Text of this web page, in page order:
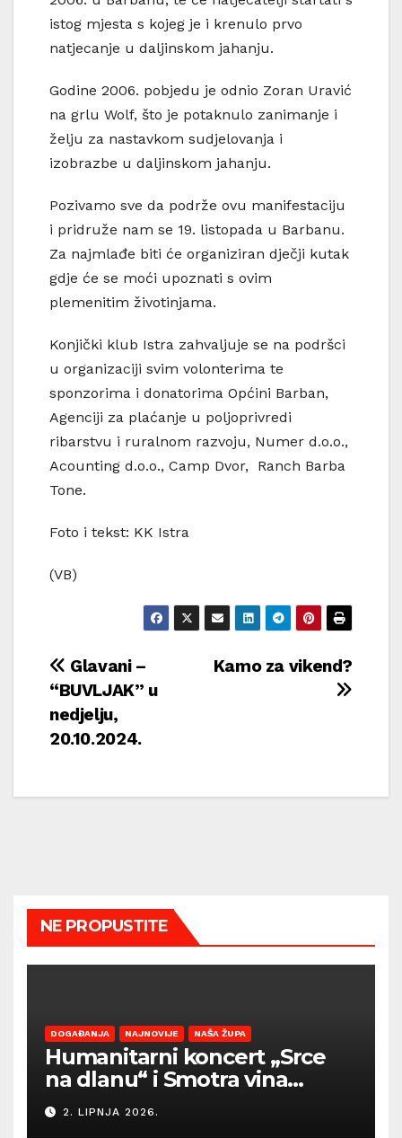
istog mjesta s kojeg je i krenulo prvo
natjecanje u daljinskom jahanju.
Godine 2006. pobjedu je odnio Zoran Uravić
na grlu Wolf, što je potaknulo zanimanje i
želju za nastavkom sudjelovanja i
izobrazbe u daljinskom jahanju.
Pozivamo sve da podrže ovu manifestaciju
i pridruže nam se 19. listopada u Barbanu.
Za najmlađe biti će organiziran dječji kutak
gdje će se moći upoznati s ovim
plemenitim životinjama.
Konjički klub Istra zahvaljuje se na podršci
u organizaciji svim volonterima te
sponzorima i donatorima Općini Barban,
Agenciji za plaćanje u poljoprivredi
ribarstvu i ruralnom razvoju, Numer d.o.o.,
Acounting d.o.o., Camp Dvor, Ranch Barba
Tone.
Foto i tekst: KK Istra
(VB)
Navigacija
objava
Kamo za vikend?
Glavani –
“BUVLJAK” u
nedjelju,
20.10.2024.
NE PROPUSTITE
DOGAĐANJA NAJNOVIJE NAŠA ŽUPA
Humanitarni koncert „Srce
na dlanu“ i Smotra vina
Općine Barban otvaraju
sezonu ljetnih događanja
2. LIPNJA 2026.